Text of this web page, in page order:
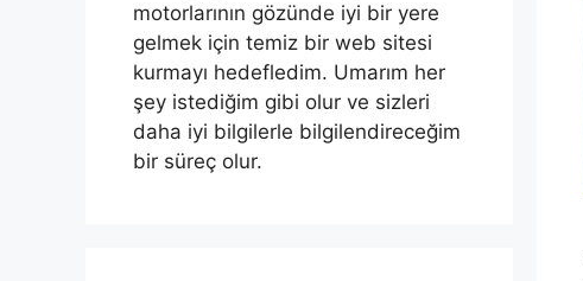
motorlarının gözünde iyi bir yere
gelmek için temiz bir web sitesi
kurmayı hedefledim. Umarım her
şey istediğim gibi olur ve sizleri
daha iyi bilgilerle bilgilendireceğim
bir süreç olur.